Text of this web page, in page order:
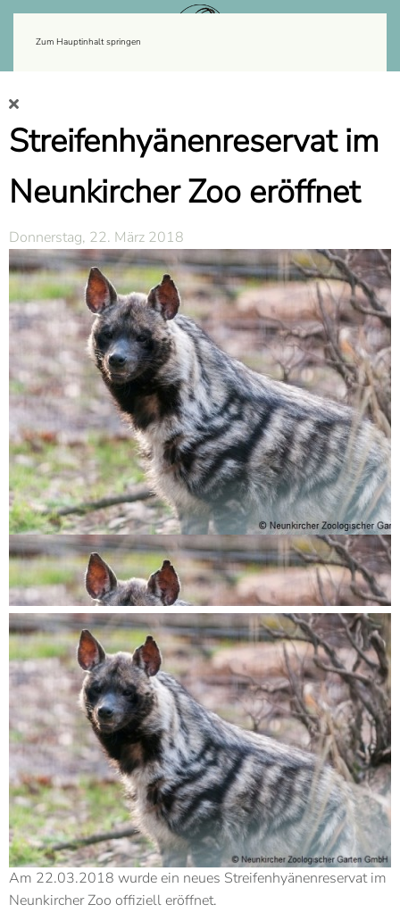
Zum Hauptinhalt springen
Streifenhyänenreservat im
Neunkircher Zoo eröffnet
Donnerstag, 22. März 2018
Am 22.03.2018 wurde ein neues Streifenhyänenreservat im
Neunkircher Zoo offiziell eröffnet.